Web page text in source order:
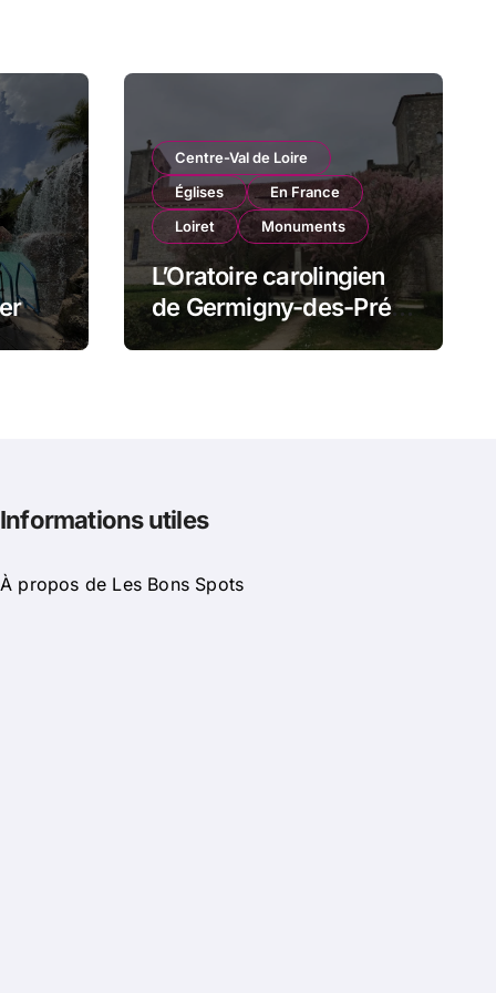
Centre-Val de Loire
Églises
En France
Loiret
Monuments
L’Oratoire carolingien
de Germigny-des-Prés
: cette église renferme
Informations utiles
À propos de Les Bons Spots